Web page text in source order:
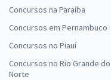
Concursos na Paraíba
Concursos em Pernambuco
Concursos no Piauí
Concursos no Rio Grande do
Norte